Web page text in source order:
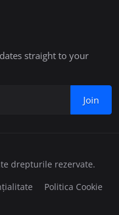
straight to your
Join
drepturile rezervate.
Politica Cookie